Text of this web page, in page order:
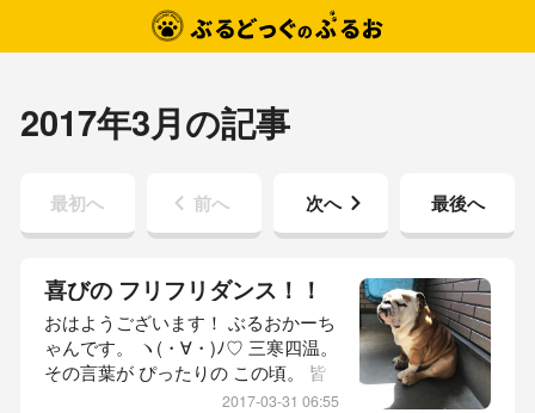
2017年3月の記事
最初へ 前へ 次へ 最後へ
喜びの フリフリダンス！！
おはようございます！ ぶるおかーち
ゃんです。 ヽ(・∀・)ﾉ♡ 三寒四温。
その言葉が ぴったりの この頃。 皆
さま 体調の方は よろしくて？ かー
2017-03-31 06:55